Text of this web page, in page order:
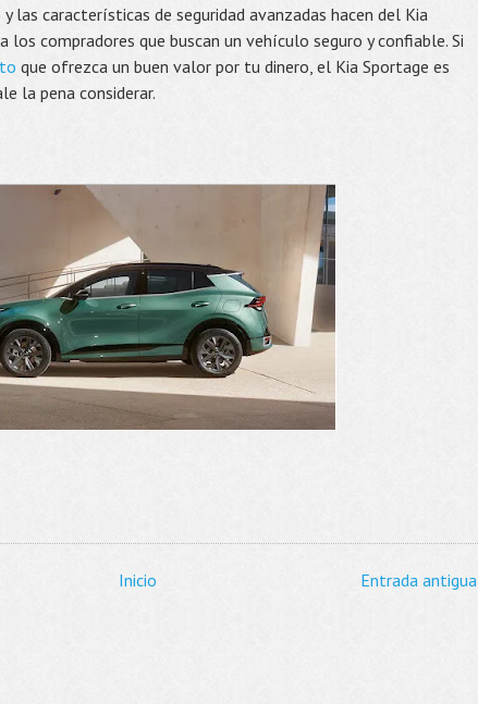
las características de seguridad avanzadas hacen del Kia
compradores que buscan un vehículo seguro y confiable. Si
que ofrezca un buen valor por tu dinero, el Kia Sportage es
la pena considerar.
Entrada antigua
Inicio